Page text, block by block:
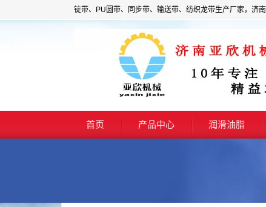
锭带、PU圆带、同步带、输送带、纺织龙带生产厂家，济南
首页 产品中心 润滑油脂